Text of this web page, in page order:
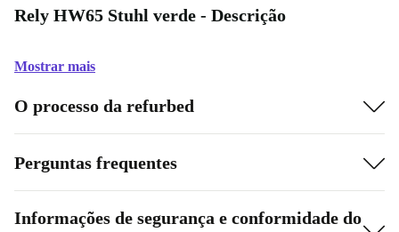
Rely HW65 Stuhl verde - Descrição
Mostrar mais
O processo da refurbed
Perguntas frequentes
Informações de segurança e conformidade do